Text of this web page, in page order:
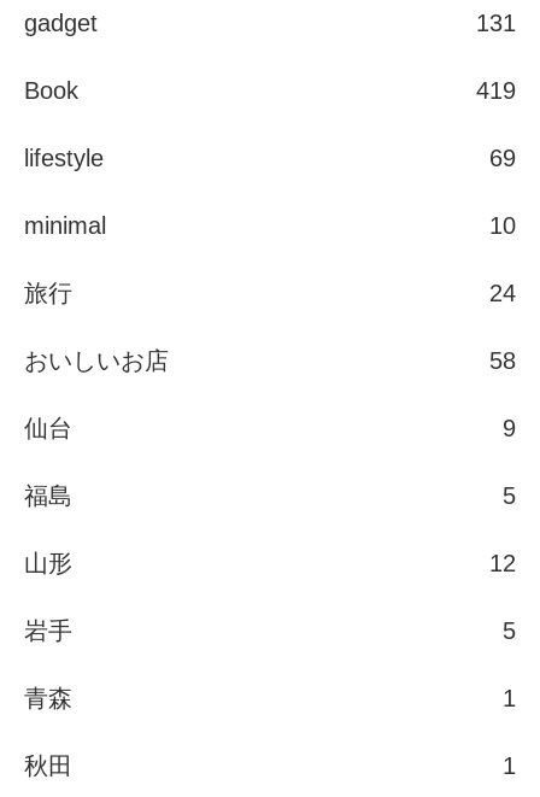
gadget 131
Book 419
lifestyle 69
minimal 10
旅行 24
おいしいお店 58
仙台 9
福島 5
山形 12
岩手 5
青森 1
秋田 1